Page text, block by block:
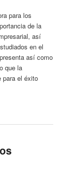
para los
de la
así
en el
así como
que la
para el éxito